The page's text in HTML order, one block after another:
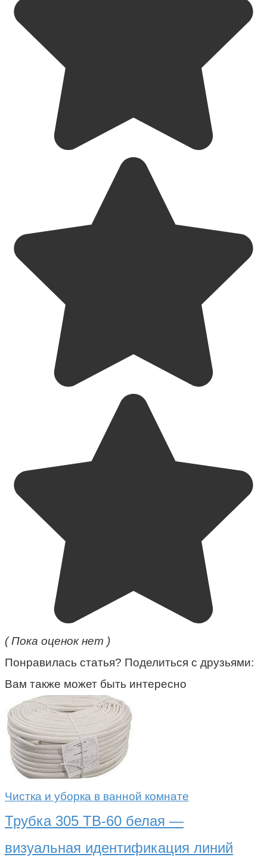
( Пока оценок нет )
Понравилась статья? Поделиться с друзьями:
Вам также может быть интересно
Чистка и уборка в ванной комнате
Трубка 305 ТВ-60 белая —
визуальная идентификация линий